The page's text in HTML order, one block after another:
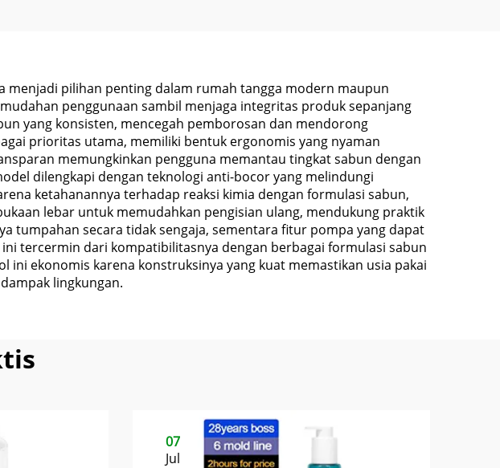
menjadi pilihan penting dalam rumah tangga modern maupun
penggunaan sambil menjaga integritas produk sepanjang
yang konsisten, mencegah pemborosan dan mendorong
prioritas utama, memiliki bentuk ergonomis yang nyaman
memungkinkan pengguna memantau tingkat sabun dengan
dilengkapi dengan teknologi anti-bocor yang melindungi
ketahanannya terhadap reaksi kimia dengan formulasi sabun,
lebar untuk memudahkan pengisian ulang, mendukung praktik
tumpahan secara tidak sengaja, sementara fitur pompa yang dapat
tercermin dari kompatibilitasnya dengan berbagai formulasi sabun
ekonomis karena konstruksinya yang kuat memastikan usia pakai
lingkungan.
07
Jul